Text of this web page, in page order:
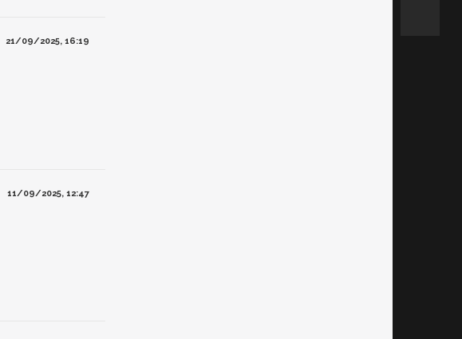
21/09/2025, 16:19
11/09/2025, 12:47